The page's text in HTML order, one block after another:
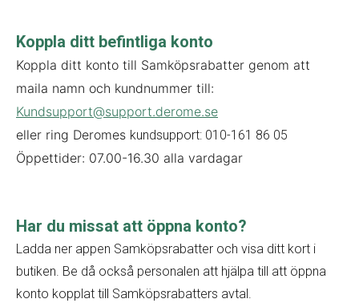
Koppla ditt befintliga konto
Koppla ditt konto till Samköpsrabatter genom att
maila namn och kundnummer till:
Kundsupport@support.derome.se
eller ring Deromes kundsupport: 010-161 86 05
Öppettider: 07.00-16.30 alla vardagar
Har du missat att öppna konto?
Ladda ner appen Samköpsrabatter och visa ditt kort i
butiken. Be då också personalen att hjälpa till att öppna
konto kopplat till Samköpsrabatters avtal.